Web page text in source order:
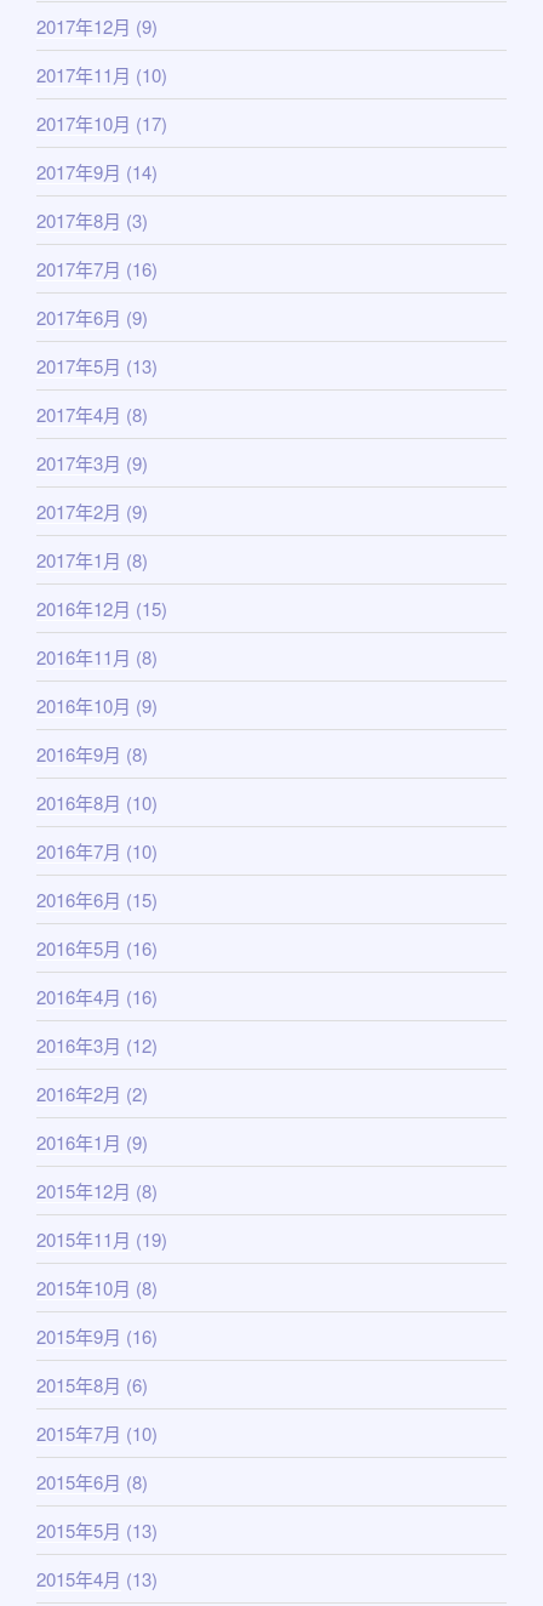
2017年12月 (9)
2017年11月 (10)
2017年10月 (17)
2017年9月 (14)
2017年8月 (3)
2017年7月 (16)
2017年6月 (9)
2017年5月 (13)
2017年4月 (8)
2017年3月 (9)
2017年2月 (9)
2017年1月 (8)
2016年12月 (15)
2016年11月 (8)
2016年10月 (9)
2016年9月 (8)
2016年8月 (10)
2016年7月 (10)
2016年6月 (15)
2016年5月 (16)
2016年4月 (16)
2016年3月 (12)
2016年2月 (2)
2016年1月 (9)
2015年12月 (8)
2015年11月 (19)
2015年10月 (8)
2015年9月 (16)
2015年8月 (6)
2015年7月 (10)
2015年6月 (8)
2015年5月 (13)
2015年4月 (13)